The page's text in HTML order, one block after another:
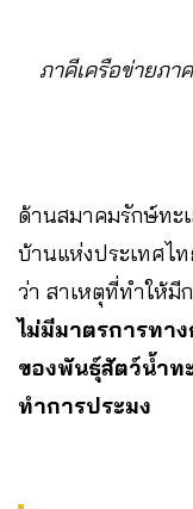
ภาคีเครือข่ายภา
ด้านสมาคมรักษ์ทะ
บ้านแห่งประเทศไ
ว่า สาเหตุที่ทำให้มี
ไม่มีมาตรการทา
ของพันธ์ุสัตว์น้ำท
ทำการประมง